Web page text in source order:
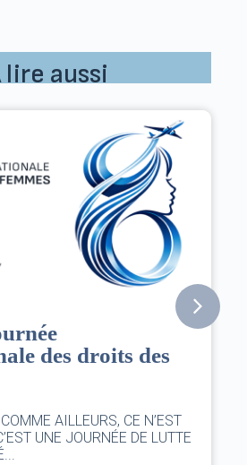
lire aussi
des droits des
AILLEURS, CE N’EST
UNE JOURNÉE DE LUTTE